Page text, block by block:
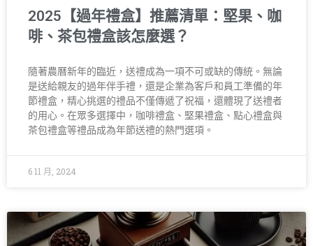
2025【過年禮盒】推薦清單：堅果、咖
啡、茶包禮盒該怎麼選？
隨著農曆新年的臨近，送禮成為一項不可或缺的傳統。無論
是送給親友的過年伴手禮，還是企業為客戶和員工準備的年
節禮盒，精心挑選的禮品不僅傳遞了祝福，還體現了送禮者
的用心。在眾多選擇中，咖啡禮盒、堅果禮盒、點心禮盒與
茶包禮盒等禮品成為年節送禮的熱門選項。
6 11 月, 2024